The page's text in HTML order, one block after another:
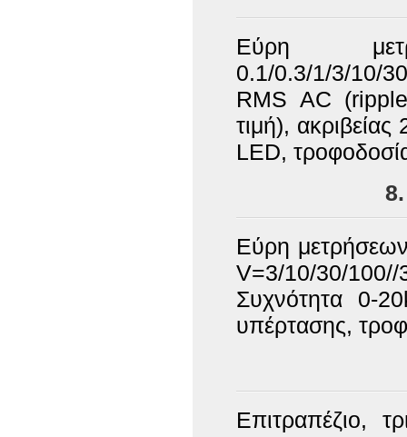
Εύρη
0.1/0.3/1/3/10/
RMS AC
τιμή),
LED,
Εύρη
V=3/10/30/
Συχνότητα 0-
υπέρτασης,
Επιτραπέζιο,